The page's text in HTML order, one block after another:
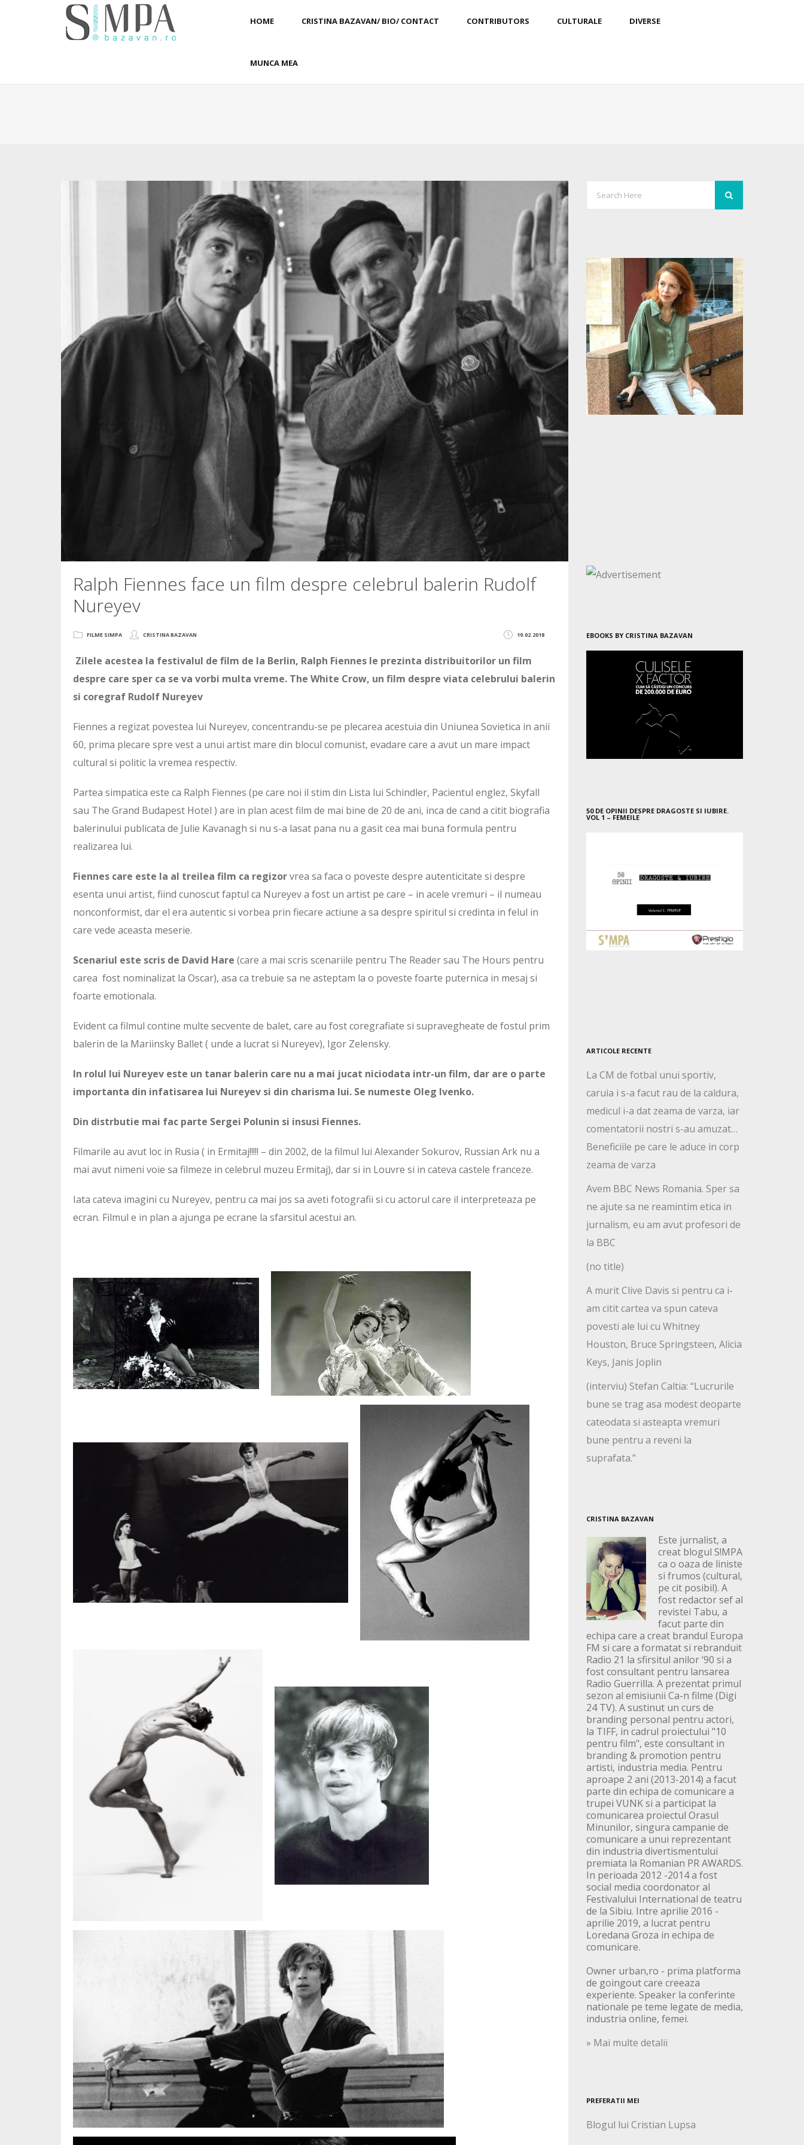
HOME CRISTINA BAZAVAN/ BIO/ CONTACT CONTRIBUTORS CULTURALE DIVERSE
MUNCA MEA
Ralph Fiennes face un film despre celebrul balerin Rudolf
Nureyev
19.02.2018
FILME SIMPA CRISTINA BAZAVAN
Zilele acestea la festivalul de film de la Berlin, Ralph Fiennes le prezinta distribuitorilor un film
despre care sper ca se va vorbi multa vreme. The White Crow, un film despre viata celebrului balerin
si coregraf Rudolf Nureyev
Fiennes a regizat povestea lui Nureyev, concentrandu-se pe plecarea acestuia din Uniunea Sovietica in anii
60, prima plecare spre vest a unui artist mare din blocul comunist, evadare care a avut un mare impact
cultural si politic la vremea respectiv.
Partea simpatica este ca Ralph Fiennes (pe care noi il stim din Lista lui Schindler, Pacientul englez, Skyfall
sau The Grand Budapest Hotel ) are in plan acest film de mai bine de 20 de ani, inca de cand a citit biografia
balerinului publicata de Julie Kavanagh si nu s-a lasat pana nu a gasit cea mai buna formula pentru
realizarea lui.
Fiennes care este la al treilea film ca regizorvrea sa faca o poveste despre autenticitate si despre
esenta unui artist, fiind cunoscut faptul ca Nureyev a fost un artist pe care – in acele vremuri – il numeau
nonconformist, dar el era autentic si vorbea prin fiecare actiune a sa despre spiritul si credinta in felul in
care vede aceasta meserie.
Scenariul este scris de David Hare (care a mai scris scenariile pentru The Reader sau The Hours pentru
carea fost nominalizat la Oscar), asa ca trebuie sa ne asteptam la o poveste foarte puternica in mesaj si
foarte emotionala.
Evident ca filmul contine multe secvente de balet, care au fost coregrafiate si supravegheate de fostul prim
balerin de la Mariinsky Ballet ( unde a lucrat si Nureyev), Igor Zelensky.
In rolul lui Nureyev este un tanar balerin care nu a mai jucat niciodata intr-un film, dar are o parte
importanta din infatisarea lui Nureyev si din charisma lui. Se numeste Oleg Ivenko.
Din distrbutie mai fac parte Sergei Polunin si insusi Fiennes.
Filmarile au avut loc in Rusia ( in Ermitaj!!!!! – din 2002, de la filmul lui Alexander Sokurov, Russian Ark nu a
mai avut nimeni voie sa filmeze in celebrul muzeu Ermitaj), dar si in Louvre si in cateva castele franceze.
Iata cateva imagini cu Nureyev, pentru ca mai jos sa aveti fotografii si cu actorul care il interpreteaza pe
ecran. Filmul e in plan a ajunga pe ecrane la sfarsitul acestui an.
EBOOKS BY CRISTINA BAZAVAN
50 DE OPINII DESPRE DRAGOSTE SI IUBIRE.
VOL 1 – FEMEILE
ARTICOLE RECENTE
La CM de fotbal unui sportiv,
caruia i s-a facut rau de la caldura,
medicul i-a dat zeama de varza, iar
comentatorii nostri s-au amuzat…
Beneficiile pe care le aduce in corp
zeama de varza
Avem BBC News Romania. Sper sa
ne ajute sa ne reamintim etica in
jurnalism, eu am avut profesori de
la BBC
(no title)
A murit Clive Davis si pentru ca i-
am citit cartea va spun cateva
povesti ale lui cu Whitney
Houston, Bruce Springsteen, Alicia
Keys, Janis Joplin
(interviu) Stefan Caltia: “Lucrurile
bune se trag asa modest deoparte
cateodata si asteapta vremuri
bune pentru a reveni la
suprafata.”
CRISTINA BAZAVAN
Este jurnalist, a
creat blogul S!MPA
ca o oaza de liniste
si frumos (cultural,
pe cit posibil). A
fost redactor sef al
revistei Tabu, a
facut parte din
echipa care a creat brandul Europa
FM si care a formatat si rebranduit
Radio 21 la sfirsitul anilor ‘90 si a
fost consultant pentru lansarea
Radio Guerrilla. A prezentat primul
sezon al emisiunii Ca-n filme (Digi
24 TV). A sustinut un curs de
branding personal pentru actori,
la TIFF, in cadrul proiectului "10
pentru film", este consultant in
branding & promotion pentru
artisti, industria media. Pentru
aproape 2 ani (2013-2014) a facut
parte din echipa de comunicare a
trupei VUNK si a participat la
comunicarea proiectul Orasul
Minunilor, singura campanie de
comunicare a unui reprezentant
din industria divertismentului
premiata la Romanian PR AWARDS.
In perioada 2012 -2014 a fost
social media coordonator al
Festivalului International de teatru
de la Sibiu. Intre aprilie 2016 -
aprilie 2019, a lucrat pentru
Loredana Groza in echipa de
comunicare.
Owner urban,ro - prima platforma
de goingout care creeaza
experiente. Speaker la conferinte
nationale pe teme legate de media,
industria online, femei.
» Mai multe detalii
PREFERATII MEI
Blogul lui Cristian Lupsa